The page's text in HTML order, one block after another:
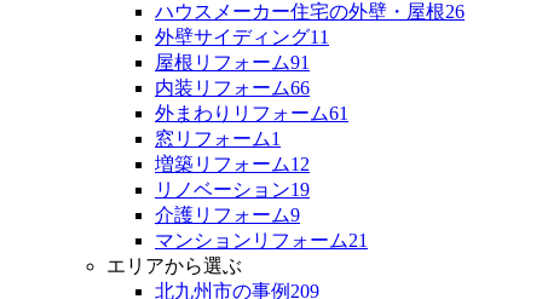
ハウスメーカー住宅の外壁・屋根26
外壁サイディング11
屋根リフォーム91
内装リフォーム66
外まわりリフォーム61
窓リフォーム1
増築リフォーム12
リノベーション19
介護リフォーム9
マンションリフォーム21
エリアから選ぶ
北九州市の事例 209